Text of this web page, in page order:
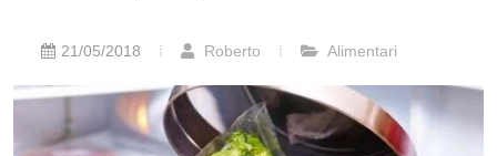
21/05/2018 Roberto Alimentari